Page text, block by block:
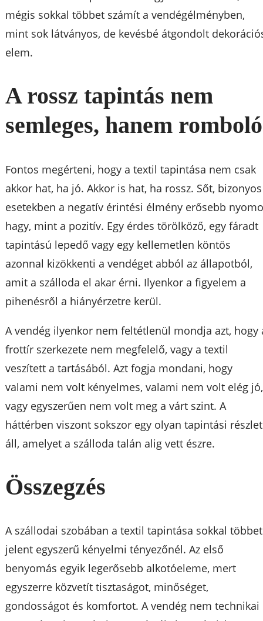
mégis sokkal többet számít a vendégélményben,
mint sok látványos, de kevésbé átgondolt
elem.
A rossz tapintás nem
semleges, hanem romboló
Fontos megérteni, hogy a textil tapintása nem csak
akkor hat, ha jó. Akkor is hat, ha rossz. Sőt, bizonyos
esetekben a negatív érintési élmény erősebb
hagy, mint a pozitív. Egy érdes törölköző, egy fáradt
tapintású lepedő vagy egy kellemetlen köntös
azonnal kizökkenti a vendéget abból az állapotból,
amit a szálloda el akar érni. Ilyenkor a figyelem a
pihenésről a hiányérzetre kerül.
A vendég ilyenkor nem feltétlenül mondja azt, hogy
frottír szerkezete nem megfelelő, vagy a textil
veszített a tartásából. Azt fogja mondani, hogy
valami nem volt kényelmes, valami nem volt elég jó,
vagy egyszerűen nem volt meg a várt szint. A
háttérben viszont sokszor egy olyan tapintási részlet
áll, amelyet a szálloda talán alig vett észre.
Összegzés
A szállodai szobában a textil tapintása sokkal többet
jelent egyszerű kényelmi tényezőnél. Az első
benyomás egyik legerősebb alkotóeleme, mert
egyszerre közvetít tisztaságot, minőséget,
gondosságot és komfortot. A vendég nem technikai